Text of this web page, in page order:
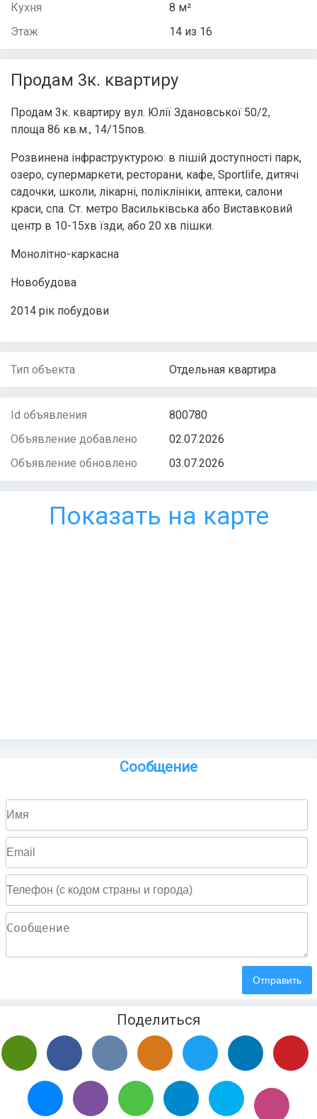
Кухня
8 м²
Этаж
14 из 16
Продам 3к. квартиру
Продам 3к. квартиру вул. Юлії Здановської 50/2,
площа 86 кв.м., 14/15пов.
Розвинена інфраструктурою: в пішій доступності парк,
озеро, супермаркети, ресторани, кафе, Sportlife, дитячі
садочки, школи, лікарні, поліклініки, аптеки, салони
краси, спа. Ст. метро Васильківська або Виставковий
центр в 10-15хв їзди, або 20 хв пішки.
Монолітно-каркасна
Новобудова
2014 рік побудови
Тип объекта Отдельная квартира
Id объявления
800780
Объявление добавлено
02.07.2026
Объявление обновлено
03.07.2026
Показать на карте
Сообщение
Поделиться